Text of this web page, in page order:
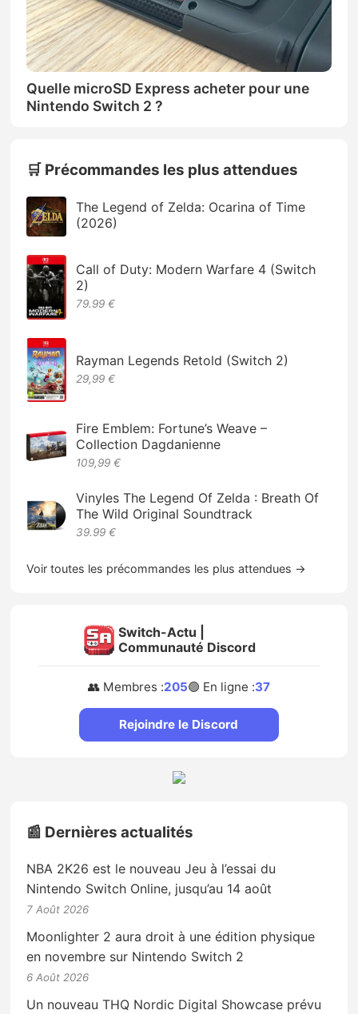
Quelle microSD Express acheter pour une
Nintendo Switch 2 ?
🛒 Précommandes les plus attendues
The Legend of Zelda: Ocarina of Time
(2026)
Call of Duty: Modern Warfare 4 (Switch
2)
79.99 €
Rayman Legends Retold (Switch 2)
29,99 €
Fire Emblem: Fortune’s Weave –
Collection Dagdanienne
109,99 €
Vinyles The Legend Of Zelda : Breath Of
The Wild Original Soundtrack
39.99 €
Voir toutes les précommandes les plus attendues →
Switch-Actu |
Communauté Discord
👥 Membres :205🟢 En ligne :37
Rejoindre le Discord
📰 Dernières actualités
NBA 2K26 est le nouveau Jeu à l’essai du
Nintendo Switch Online, jusqu’au 14 août
7 Août 2026
Moonlighter 2 aura droit à une édition physique
en novembre sur Nintendo Switch 2
6 Août 2026
Un nouveau THQ Nordic Digital Showcase prévu